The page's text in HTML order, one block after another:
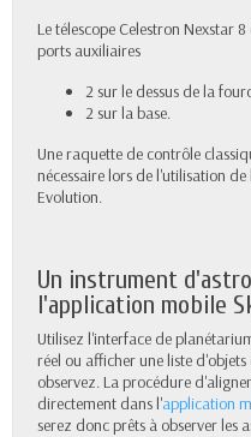
Le télescope Celestron Nexstar
ports auxiliaires
2 sur le dessus de la
2 sur la base.
Une raquette de contrôle
nécessaire lors de l'utilisation
Evolution.
Un instrument
l'application mobile
Utilisez l'interface de
réel ou afficher une liste
observez. La procédure
directement dans l'application
serez donc prêts à observer les